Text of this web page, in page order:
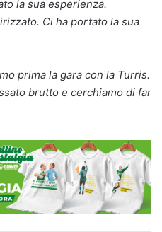
la sua esperienza.
Ci ha portato la sua
prima la gara con la Turris.
brutto e cerchiamo di far